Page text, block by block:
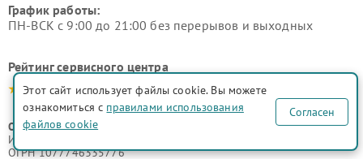
График работы:
ПН-ВСК с 9:00 до 21:00 без перерывов и выходных
Рейтинг сервисного центра
4.9-5.0
ООО "Русервис"
ИНН 7702633247
ОГРН 1077746335776
Этот сайт использует файлы cookie. Вы можете
ознакомиться с правилами использования
файлов cookie
Согласен